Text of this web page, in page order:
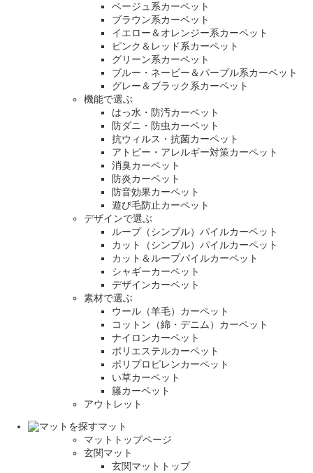
ベージュ系カーペット
ブラウン系カーペット
イエロー＆オレンジー系カーペット
ピンク＆レッド系カーペット
グリーン系カーペット
ブルー・ネービー＆パープル系カーペット
グレー＆ブラック系カーペット
機能で選ぶ
はっ水・防汚カーペット
防ダニ・防虫カーペット
抗ウィルス・抗菌カーペット
アトピー・アレルギー対策カーペット
消臭カーペット
防炎カーペット
防音効果カーペット
遊び毛防止カーペット
デザインで選ぶ
ループ（シンプル）パイルカーペット
カット（シンプル）パイルカーペット
カット＆ループパイルカーペット
シャギーカーペット
デザインカーペット
素材で選ぶ
ウール（羊毛）カーペット
コットン（綿・デニム）カーペット
ナイロンカーペット
ポリエステルカーペット
ポリプロピレンカーペット
い草カーペット
籐カーペット
アウトレット
マット
マットトップページ
玄関マット
玄関マットトップ